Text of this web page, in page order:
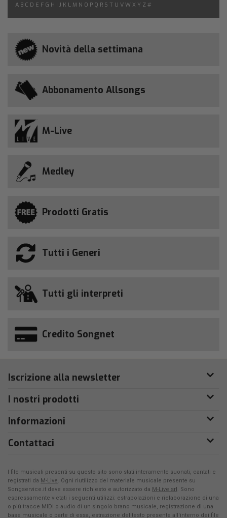
A B C D E F G H I J K L M N O P Q R S T U V W X Y Z #
Novità della settimana
Abbonamento Allsongs
M-Live
Medley
Prodotti Gratis
Tutti i Generi
Tutti gli interpreti
Credito Songnet
Iscrizione alla newsletter
I nostri prodotti
Informazioni
Contattaci
I file musicali presenti su questo sito sono stati interamente suonati, cantati e
registrati da M-Live. Ogni riutilizzo del materiale musicale presente su
Songservice.it deve essere richiesto e autorizzato da M-Live srl. Sono
espressamente vietati i seguenti utilizzi: estrapolazioni e rielaborazione di una
o più tracce MIDI o audio di un singolo brano musicale, registrazione di una
base musicale o parte di essa, estrazione del testo presente all'interno dei file